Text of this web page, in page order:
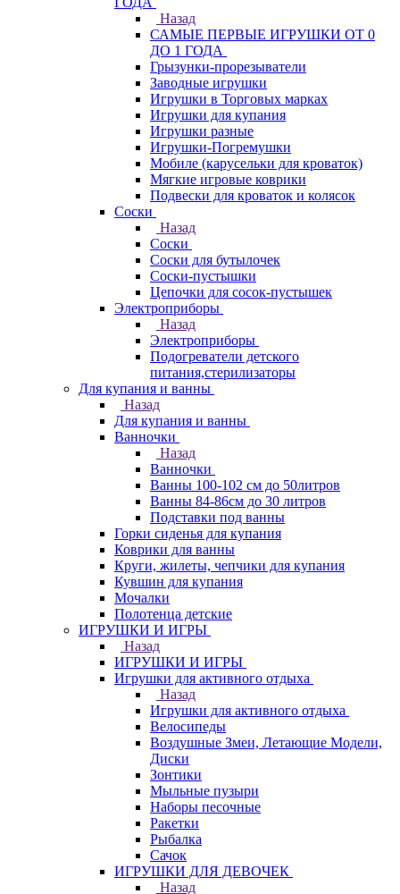
Назад
САМЫЕ ПЕРВЫЕ ИГРУШКИ ОТ 0
ДО 1 ГОДА
Грызунки-прорезыватели
Заводные игрушки
Игрушки в Торговых марках
Игрушки для купания
Игрушки разные
Игрушки-Погремушки
Мобиле (карусельки для кроваток)
Мягкие игровые коврики
Подвески для кроваток и колясок
Соски
Назад
Соски
Соски для бутылочек
Соски-пустышки
Цепочки для сосок-пустышек
Электроприборы
Назад
Электроприборы
Подогреватели детского
питания,стерилизаторы
Для купания и ванны
Назад
Для купания и ванны
Ванночки
Назад
Ванночки
Ванны 100-102 см до 50литров
Ванны 84-86см до 30 литров
Подставки под ванны
Горки сиденья для купания
Коврики для ванны
Круги, жилеты, чепчики для купания
Кувшин для купания
Мочалки
Полотенца детские
ИГРУШКИ И ИГРЫ
Назад
ИГРУШКИ И ИГРЫ
Игрушки для активного отдыха
Назад
Игрушки для активного отдыха
Велосипеды
Воздушные Змеи, Летающие Модели,
Диски
Зонтики
Мыльные пузыри
Наборы песочные
Ракетки
Рыбалка
Сачок
ИГРУШКИ ДЛЯ ДЕВОЧЕК
Назад